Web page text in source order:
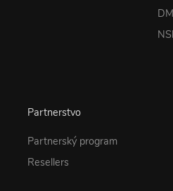
Partnerstvo
Partnerský program
Resellers